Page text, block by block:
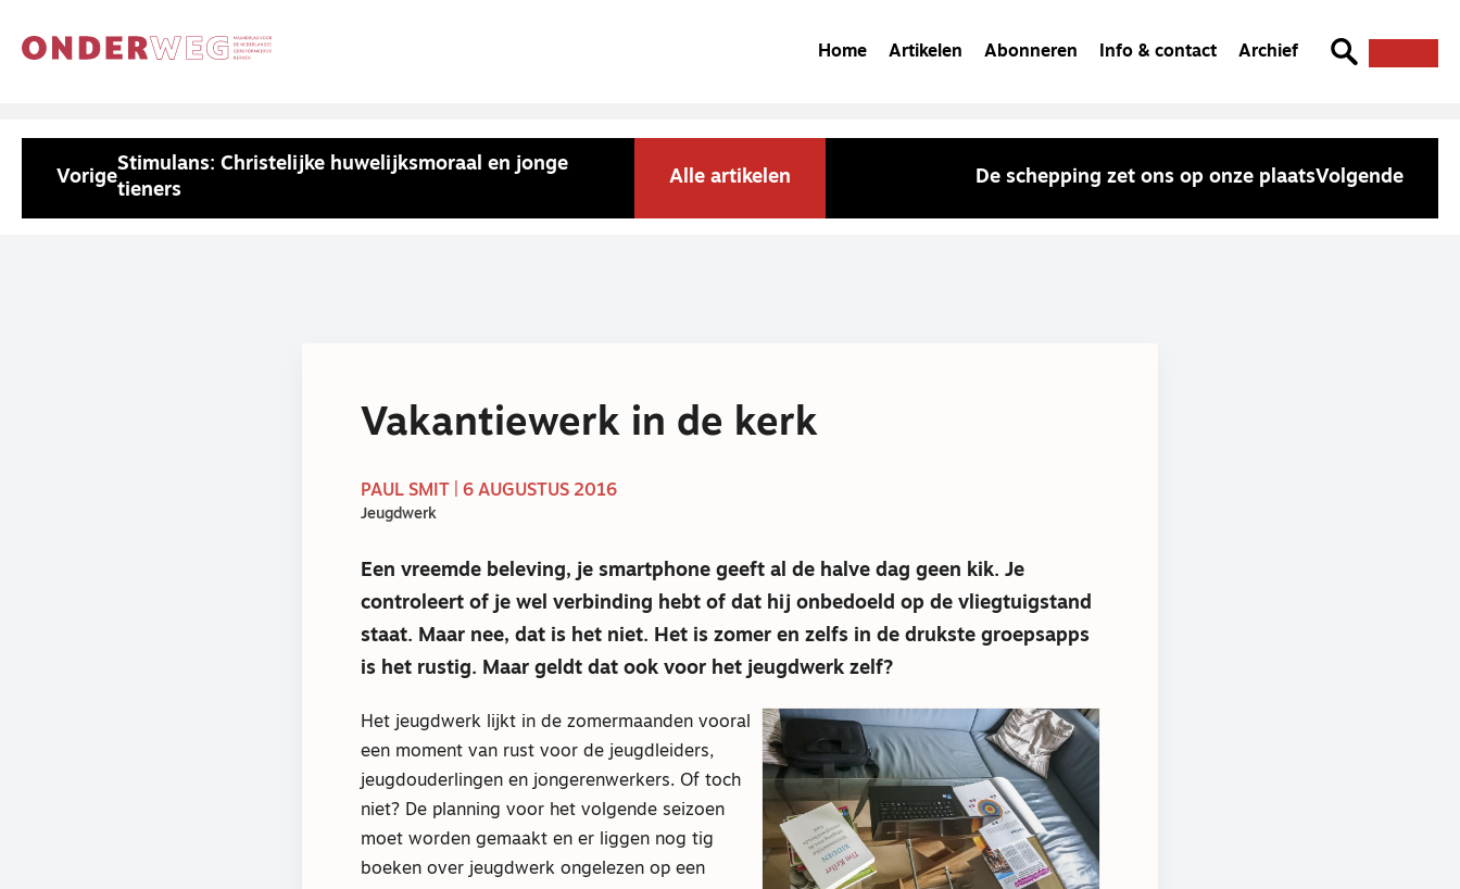
Home Artikelen Abonneren Info & contact Archief
Vorige
Stimulans: Christelijke huwelijksmoraal en jonge
tieners
Alle artikelen De schepping zet ons op onze plaatsVolgende
Vakantiewerk in de kerk
PAUL SMIT | 6 AUGUSTUS 2016
Jeugdwerk
Een vreemde beleving, je smartphone geeft al de halve dag geen kik. Je
controleert of je wel verbinding hebt of dat hij onbedoeld op de vliegtuigstand
staat. Maar nee, dat is het niet. Het is zomer en zelfs in de drukste groepsapps
is het rustig. Maar geldt dat ook voor het jeugdwerk zelf?
Het jeugdwerk lijkt in de zomermaanden vooral
een moment van rust voor de jeugdleiders,
jeugdouderlingen en jongerenwerkers. Of toch
niet? De planning voor het volgende seizoen
moet worden gemaakt en er liggen nog tig
boeken over jeugdwerk ongelezen op een